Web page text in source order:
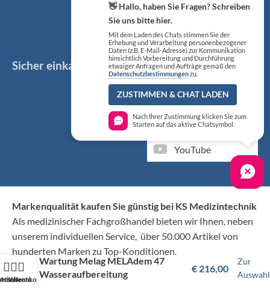
Sicher einkaufen Social Media
Facebook
Instagram
YouTube
Markenqualität kaufen Sie günstig bei KS Medizintechnik
Als medizinischer Fachgroßhandel bieten wir Ihnen, neben
unserem individuellen Service, über 50.000 Artikel von
hunderten Marken zu Top-Konditionen.
Konto
Warenkorb
Wartung Melag MELAdem 47
Wasseraufbereitung
€ 216,00
Zur
Auswahl
👋 Hallo, haben Sie Fragen? Schreiben
Sie uns bitte hier.
Mit dem Laden des Chats stimmen Sie der
Erhebung und Verarbeitung personenbezogener
Daten (z.B. E-Mail-Adresse) zur Kommunikation
hinsichtlich Vorbereitung und Durchführung
etwaiger Anfragen und Aufträge gemäß den
Datenschutzbestimmungenzu.
ZUSTIMMEN & CHAT LADEN
Nach Ihrer Zustimmung klicken Sie zum
Starten auf das aktive Chatsymbol.